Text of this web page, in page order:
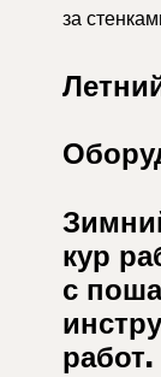
за
кур
с
работ.